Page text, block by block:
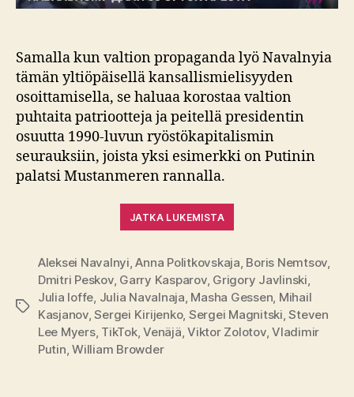
Samalla kun valtion propaganda lyö Navalnyia
tämän yltiöpäisellä kansallismielisyyden
osoittamisella, se haluaa korostaa valtion
puhtaita patriootteja ja peitellä presidentin
osuutta 1990-luvun ryöstökapitalismin
seurauksiin, joista yksi esimerkki on Putinin
palatsi Mustanmeren rannalla.
JATKA LUKEMISTA
Avainsanat
Aleksei Navalnyi,Anna Politkovskaja, Boris Nemtsov,
Dmitri Peskov, Garry Kasparov, Grigory Javlinski,
Julia Ioffe, Julia Navalnaja, Masha Gessen, Mihail
Kasjanov,Sergei Kirijenko, Sergei Magnitski,Steven
Lee Myers, TikTok,Venäjä,Viktor Zolotov,Vladimir
Putin,William Browder